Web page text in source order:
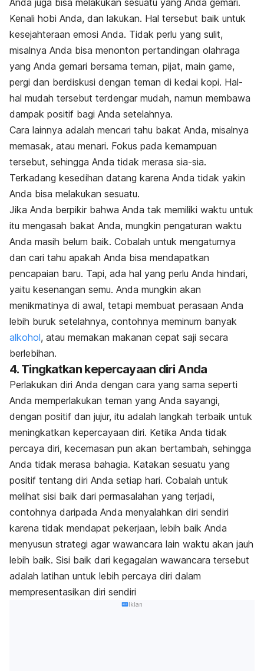
Anda juga bisa melakukan sesuatu yang Anda gemari.
Kenali hobi Anda, dan lakukan. Hal tersebut baik untuk
kesejahteraan emosi Anda. Tidak perlu yang sulit,
misalnya Anda bisa menonton pertandingan olahraga
yang Anda gemari bersama teman, pijat, main game,
pergi dan berdiskusi dengan teman di kedai kopi. Hal-
hal mudah tersebut terdengar mudah, namun membawa
dampak positif bagi Anda setelahnya.
Cara lainnya adalah mencari tahu bakat Anda, misalnya
memasak, atau menari. Fokus pada kemampuan
tersebut, sehingga Anda tidak merasa sia-sia.
Terkadang kesedihan datang karena Anda tidak yakin
Anda bisa melakukan sesuatu.
Jika Anda berpikir bahwa Anda tak memiliki waktu untuk
itu mengasah bakat Anda, mungkin pengaturan waktu
Anda masih belum baik. Cobalah untuk mengaturnya
dan cari tahu apakah Anda bisa mendapatkan
pencapaian baru. Tapi, ada hal yang perlu Anda hindari,
yaitu kesenangan semu. Anda mungkin akan
menikmatinya di awal, tetapi membuat perasaan Anda
lebih buruk setelahnya, contohnya meminum banyak
alkohol, atau memakan makanan cepat saji secara
berlebihan.
4. Tingkatkan kepercayaan diri Anda
Perlakukan diri Anda dengan cara yang sama seperti
Anda memperlakukan teman yang Anda sayangi,
dengan positif dan jujur, itu adalah langkah terbaik untuk
meningkatkan kepercayaan diri. Ketika Anda tidak
percaya diri, kecemasan pun akan bertambah, sehingga
Anda tidak merasa bahagia. Katakan sesuatu yang
positif tentang diri Anda setiap hari. Cobalah untuk
melihat sisi baik dari permasalahan yang terjadi,
contohnya daripada Anda menyalahkan diri sendiri
karena tidak mendapat pekerjaan, lebih baik Anda
menyusun strategi agar wawancara lain waktu akan jauh
lebih baik. Sisi baik dari kegagalan wawancara tersebut
adalah latihan untuk lebih percaya diri dalam
mempresentasikan diri sendiri
Iklan